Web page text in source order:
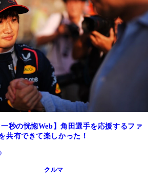
一秒の恍惚Web】角田選手を応援するファ
共有できて楽しかった！
クルマ